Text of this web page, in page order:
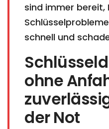
sind immer bereit,
schnell und
ohne
der Not